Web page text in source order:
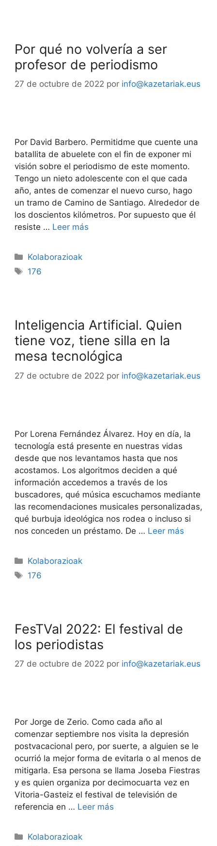
Por qué no volvería a ser
profesor de periodismo
27 de octubre de 2022 por info@kazetariak.eus
Por David Barbero. Permitidme que cuente una
batallita de abuelete con el fin de exponer mi
visión sobre el periodismo de este momento.
Tengo un nieto adolescente con el que cada
año, antes de comenzar el nuevo curso, hago
un tramo de Camino de Santiago. Alrededor de
los doscientos kilómetros. Por supuesto que él
resiste … Leer más
Kolaborazioak
176
Inteligencia Artificial. Quien
tiene voz, tiene silla en la
mesa tecnológica
27 de octubre de 2022 por info@kazetariak.eus
Por Lorena Fernández Álvarez. Hoy en día, la
tecnología está presente en nuestras vidas
desde que nos levantamos hasta que nos
acostamos. Los algoritmos deciden a qué
información accedemos a través de los
buscadores, qué música escuchamos mediante
las recomendaciones musicales personalizadas,
qué burbuja ideológica nos rodea o incluso si
nos conceden un préstamo. De … Leer más
Kolaborazioak
176
FesTVal 2022: El festival de
los periodistas
27 de octubre de 2022 por info@kazetariak.eus
Por Jorge de Zerio. Como cada año al
comenzar septiembre nos visita la depresión
postvacacional pero, por suerte, a alguien se le
ocurrió la mejor forma de evitarla o al menos de
mitigarla. Esa persona se llama Joseba Fiestras
y es quien organiza por decimocuarta vez en
Vitoria-Gasteiz el festival de televisión de
referencia en … Leer más
Kolaborazioak